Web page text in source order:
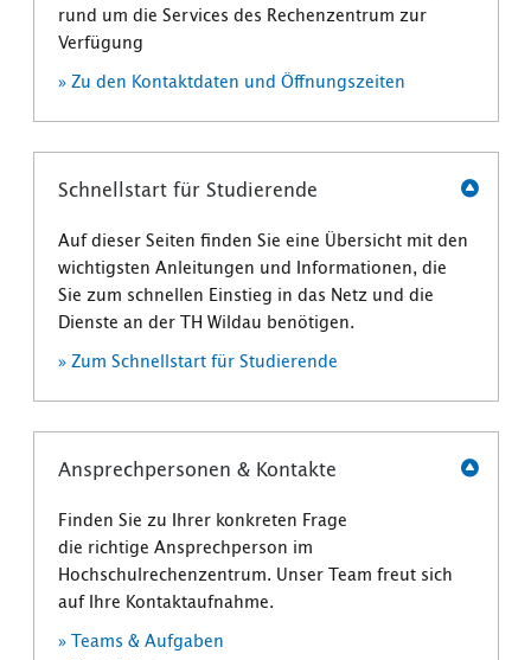
rund um die Services des Rechenzentrum zur
Verfügung
» Zu den Kontaktdaten und Öffnungszeiten
Schnellstart für Studierende
Auf dieser Seiten finden Sie eine Übersicht mit den
wichtigsten Anleitungen und Informationen, die
Sie zum schnellen Einstieg in das Netz und die
Dienste an der TH Wildau benötigen.
» Zum Schnellstart für Studierende
An­sprech­per­sonen & Kontakte
Finden Sie zu Ihrer konkreten Frage
die richtige An­sprech­per­son im
Hochschulrechenzentrum. Unser Team freut sich
auf Ihre Kontaktaufnahme.
» Teams & Aufgaben